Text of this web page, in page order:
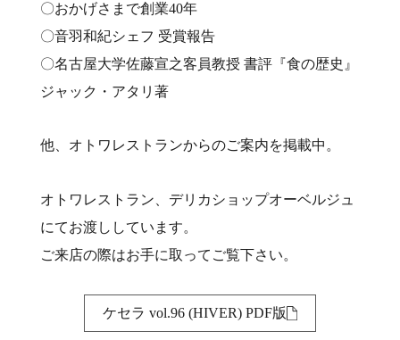
〇おかげさまで創業40年
〇音羽和紀シェフ 受賞報告
〇名古屋大学佐藤宣之客員教授 書評『食の歴史』
ジャック・アタリ著
他、オトワレストランからのご案内を掲載中。
オトワレストラン、デリカショップオーベルジュ
にてお渡ししています。
ご来店の際はお手に取ってご覧下さい。
ケセラ vol.96 (HIVER) PDF版